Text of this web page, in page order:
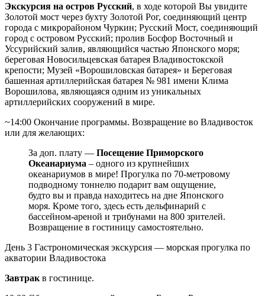
Экскурсия на остров Русский, в ходе которой Вы увидите
Золотой мост через бухту Золотой Рог, соединяющий центр
города с микрорайоном Чуркин; Русский Мост, соединяющий
город с островом Русский; пролив Босфор Восточный и
Уссурийский залив, являющийся частью Японского моря;
береговая Новосильцевская батарея Владивостокской
крепости; Музей «Ворошиловская батарея» и Береговая
башенная артиллерийская батарея № 981 имени Клима
Ворошилова, являющаяся одним из уникальных
артиллерийских сооружений в мире.
~14:00 Окончание программы. Возвращение во Владивосток
или для желающих:
За доп. плату — Посещение Приморского
Океанариума – одного из крупнейших
океанариумов в мире! Прогулка по 70-метровому
подводному тоннелю подарит вам ощущение,
будто вы и правда находитесь на дне Японского
моря. Кроме того, здесь есть дельфинарий с
бассейном-ареной и трибунами на 800 зрителей.
Возвращение в гостиницу самостоятельно.
День 3 Гастрономическая экскурсия — морская прогулка по
акватории Владивостока
Завтрак в гостинице.